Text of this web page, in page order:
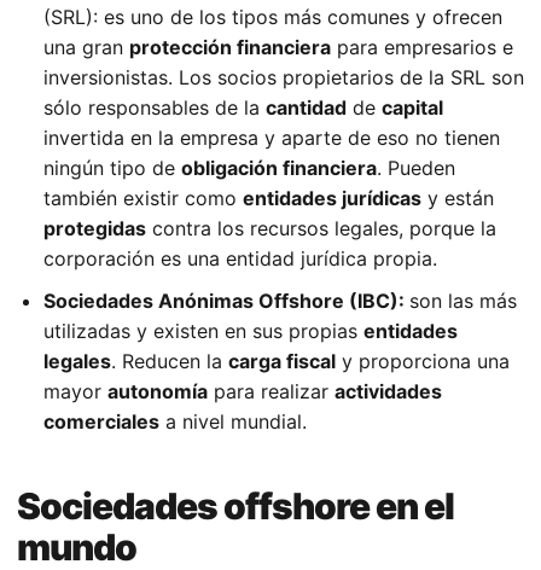
(SRL): es uno de los tipos más comunes y ofrecen
una gran protección financiera para empresarios e
inversionistas. Los socios propietarios de la SRL son
sólo responsables de la cantidad de capital
invertida en la empresa y aparte de eso no tienen
ningún tipo de obligación financiera. Pueden
también existir como entidades jurídicas y están
protegidas contra los recursos legales, porque la
corporación es una entidad jurídica propia.
Sociedades Anónimas Offshore (IBC): son las más
utilizadas y existen en sus propias entidades
legales. Reducen la carga fiscal y proporciona una
mayor autonomía para realizar actividades
comerciales a nivel mundial.
Sociedades offshore en el
mundo